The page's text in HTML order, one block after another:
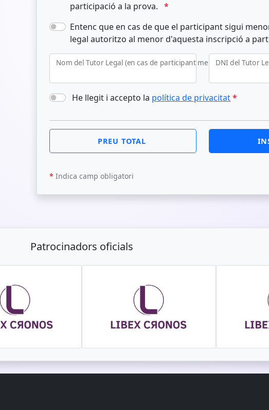
participació a la prova.*
Entenc que en cas de que el participant sigui
legal autoritzo al menor d'aquesta inscripció a
Nom del Tutor Legal (en cas de participant menor d'edat)
DNI del Tutor
He llegit i accepto la política de privacitat*
PREU TOTAL
* Indica camp obligatori
Patrocinadors oficials